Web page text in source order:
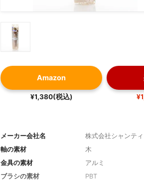
Amazon
¥1,380(税込)
メーカー会社名
株式会社シャンティ
軸の素材
木
金具の素材
アルミ
ブラシの素材
PBT